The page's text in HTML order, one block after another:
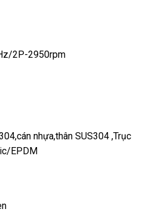
2P-2950rpm
nhựa,thân SUS304 ,Trục
EPDM